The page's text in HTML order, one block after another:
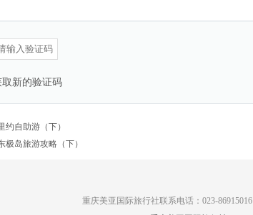
约自助游（下）
极岛旅游攻略（下）
重庆美亚国际旅行社联系电话：023-86915016